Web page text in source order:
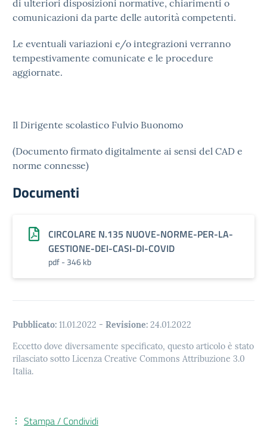
di ulteriori disposizioni normative, chiarimenti o
comunicazioni da parte delle autorità competenti.
Le eventuali variazioni e/o integrazioni verranno
tempestivamente comunicate e le procedure
aggiornate.
Il Dirigente scolastico Fulvio Buonomo
(Documento firmato digitalmente ai sensi del CAD e
norme connesse)
Documenti
CIRCOLARE N.135 NUOVE-NORME-PER-LA-
GESTIONE-DEI-CASI-DI-COVID
pdf - 346 kb
Pubblicato: 11.01.2022 - Revisione: 24.01.2022
Eccetto dove diversamente specificato, questo articolo è stato
rilasciato sotto Licenza Creative Commons Attribuzione 3.0
Italia.
Stampa / Condividi